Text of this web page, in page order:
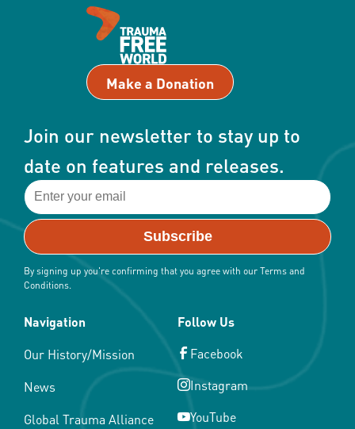
Make a Donation
Join our newsletter to stay up to
date on features and releases.
By signing up you're confirming that you agree with our Terms and
Conditions.
Navigation
Our History/Mission
News
Global Trauma Alliance
Follow Us
Facebook
Instagram
YouTube